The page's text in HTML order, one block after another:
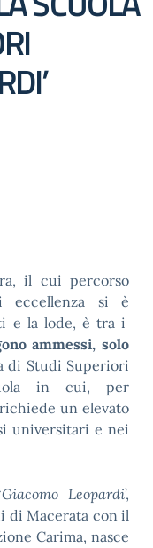
il cui percorso
eccellenza si è
e la lode, è tra i
ammessi, solo
di Studi Superiori
in cui, per
un elevato
universitari e nei
Giacomo Leopardi’,
di Macerata con il
Carima, nasce